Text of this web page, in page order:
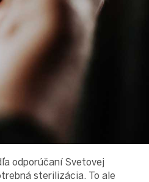
odporúčaní Svetovej
sterilizácia. To ale